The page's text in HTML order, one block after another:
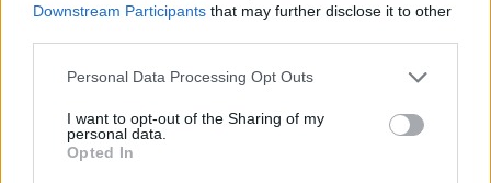
Downstream Participants that may further disclose it to other
Personal Data Processing Opt Outs
I want to opt-out of the Sharing of my
personal data.
Opted In